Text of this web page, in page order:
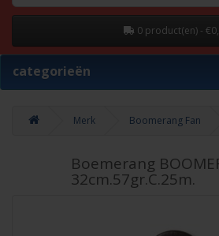
0 product(en) -
categorieën
Merk Boomerang Fan
Boemerang
32cm.57gr.C.25m.